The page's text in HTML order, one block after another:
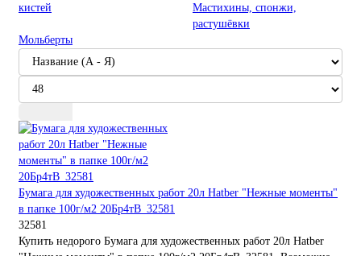
кистей
Мастихины, спонжи,
растушёвки
Мольберты
Бумага для художественных работ 20л Hatber "Нежные моменты"
в папке 100г/м2 20Бр4тВ_32581
32581
Купить недорого Бумага для художественных работ 20л Hatber